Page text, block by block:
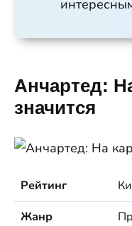
Анчартед:
значится
Рейтинг
Жанр